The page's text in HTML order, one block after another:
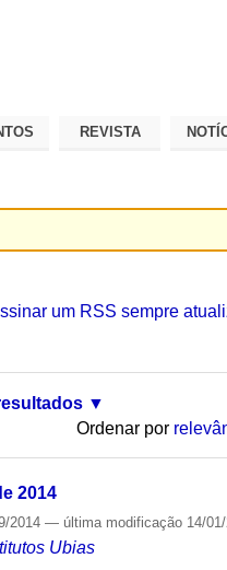
REVISTA
um RSS sempre
Ordenar por
2014
2014— última modificação 14/
Ubias